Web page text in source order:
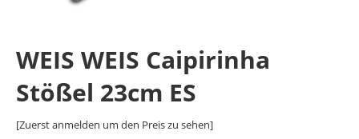
WEIS WEIS Caipirinha
Stößel 23cm ES
[Zuerst anmelden um den Preis zu sehen]